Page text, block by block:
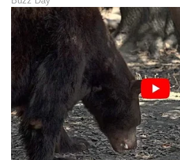
ಶೇ.50 ರಿಂದ ಶೇ.18 ಕ್ಕೆ TAX
ಟ್ರಂಪ್ ಐತಿಹಾಸಿಕ ಒಪ್ಪಂದ |
Trade Deal | Party Rounds